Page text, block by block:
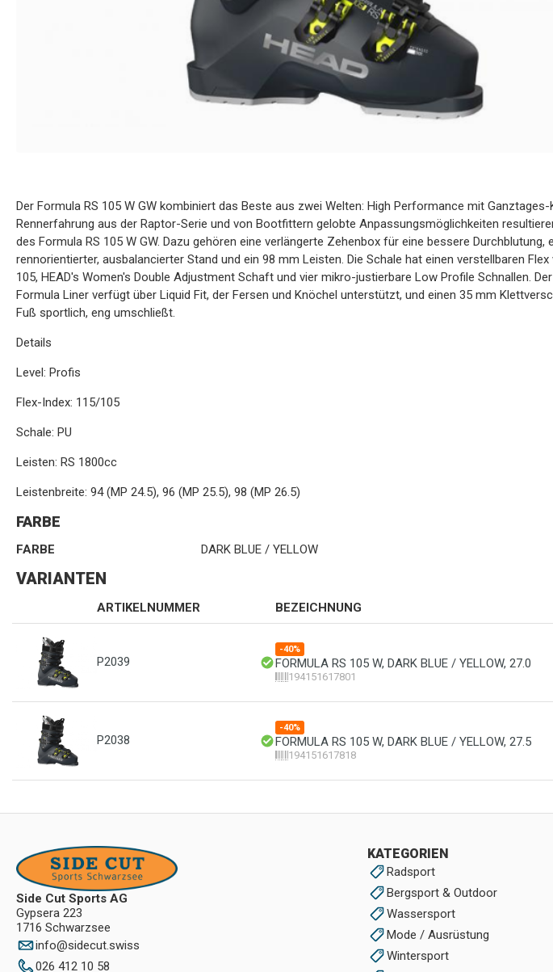
Der Formula RS 105 W GW kombiniert das Beste aus zwei Welten: High Performance mit
Rennerfahrung aus der Raptor-Serie und von Bootfittern gelobte Anpassungsmöglichkeiten
des Formula RS 105 W GW. Dazu gehören eine verlängerte Zehenbox für eine bessere Durchblutung,
rennorientierter, ausbalancierter Stand und ein 98 mm Leisten. Die Schale hat einen verstellbaren Flex
105, HEAD's Women's Double Adjustment Schaft und vier mikro-justierbare Low Profile Schnallen.
Formula Liner verfügt über Liquid Fit, der Fersen und Knöchel unterstützt, und einen 35 mm
Fuß sportlich, eng umschließt.
Details
Level: Profis
Flex-Index: 115/105
Schale: PU
Leisten: RS 1800cc
Leistenbreite: 94 (MP 24.5), 96 (MP 25.5), 98 (MP 26.5)
FARBE
FARBE DARK BLUE / YELLOW
VARIANTEN
ARTIKELNUMMER BEZEICHNUNG
P2039
-40%
FORMULA RS 105 W, DARK BLUE / YELLOW, 27.0
194151617801
P2038
-40%
FORMULA RS 105 W, DARK BLUE / YELLOW, 27.5
194151617818
Side Cut Sports AG
Gypsera 223
1716 Schwarzsee
info@sidecut.swiss
026 412 10 58
KATEGORIEN
Radsport
Bergsport & Outdoor
Wassersport
Mode / Ausrüstung
Wintersport